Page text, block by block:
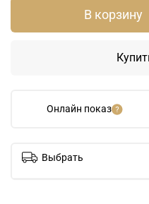
Онлайн показ
В корзину
Выбрать